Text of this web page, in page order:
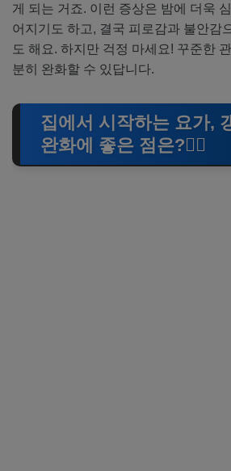
게 되는 거죠. 이런 증상은 밤에 더욱
어지기도 하고, 결국 피로감과 불안감
도 해요. 하지만 걱정 마세요! 꾸준한
분히 완화할 수 있답니다.
집에서 시작하는 요가,
완화에 좋은 점은?🧘‍♀️